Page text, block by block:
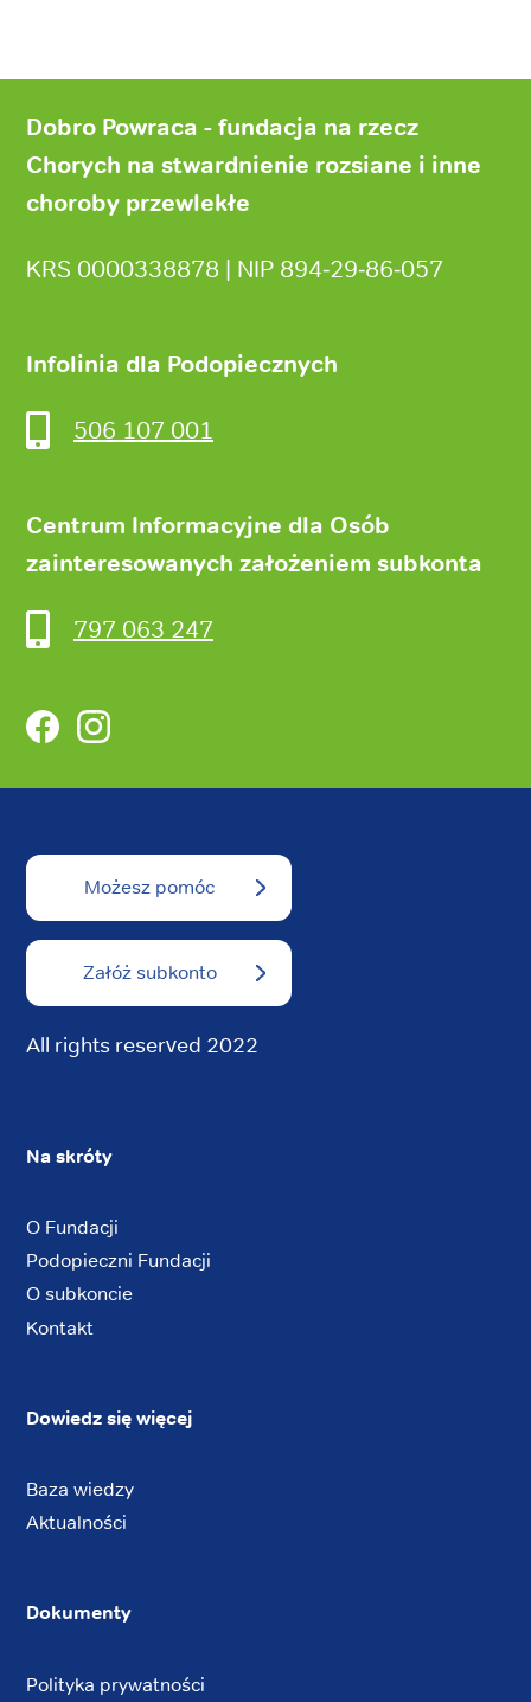
stronyDobro Powraca - fundacja na rzecz
Chorych na stwardnienie rozsiane i inne
choroby przewlekłe
KRS 0000338878 | NIP 894‑29‑86‑057
Infolinia dla Podopiecznych
506 107 001
Centrum Informacyjne dla Osób
zainteresowanych założeniem subkonta
797 063 247
FacebookInstagram
Możesz pomóc
Załóż subkonto
All rights reserved 2022
Na skróty
O Fundacji
Podopieczni Fundacji
O subkoncie
Kontakt
Dowiedz się więcej
Baza wiedzy
Aktualności
Dokumenty
Polityka prywatności